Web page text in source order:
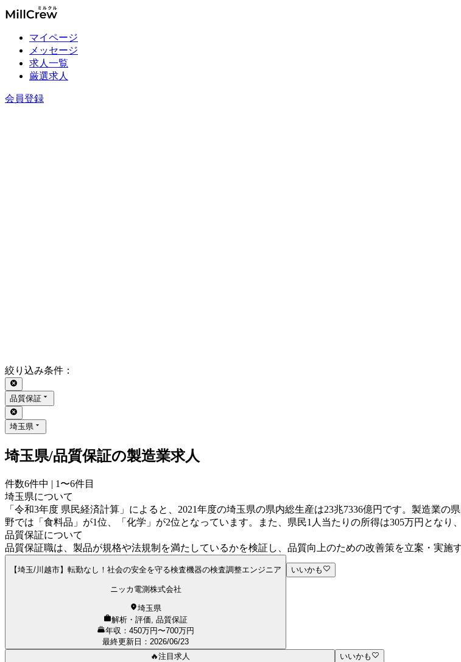
マイページ
メッセージ
求人一覧
厳選求人
会員登録
絞り込み条件 ：
品質保証
埼玉県
埼玉県/品質保証の製造業求人
件数6件中 | 1〜6件目
埼玉県について
「令和3年度 県民経済計算」によると、2021年度の埼玉県の県内総生産は23兆7336億円です。製造業の
野では「食料品」が1位、「化学」が2位となっています。また、県民1人当たりの所得は305万円となり
品質保証について
品質保証職は、製品が規格や法規制を満たしているかを検証し、品質向上のための改善策を立案・実施
【埼玉/川越市】転勤なし！社会の安全を守る検査機器の検査調整エンジニア
ニッカ電測株式会社
埼玉県
解析・評価, 品質保証
年収：450万円〜700万円
最終更新日 ： 2026/06/23
いいかも
🔥注目求人 いいかも